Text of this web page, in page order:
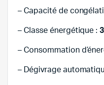
– Capacité de
– Classe énergétique :3
– Consommation
– Dégivrage